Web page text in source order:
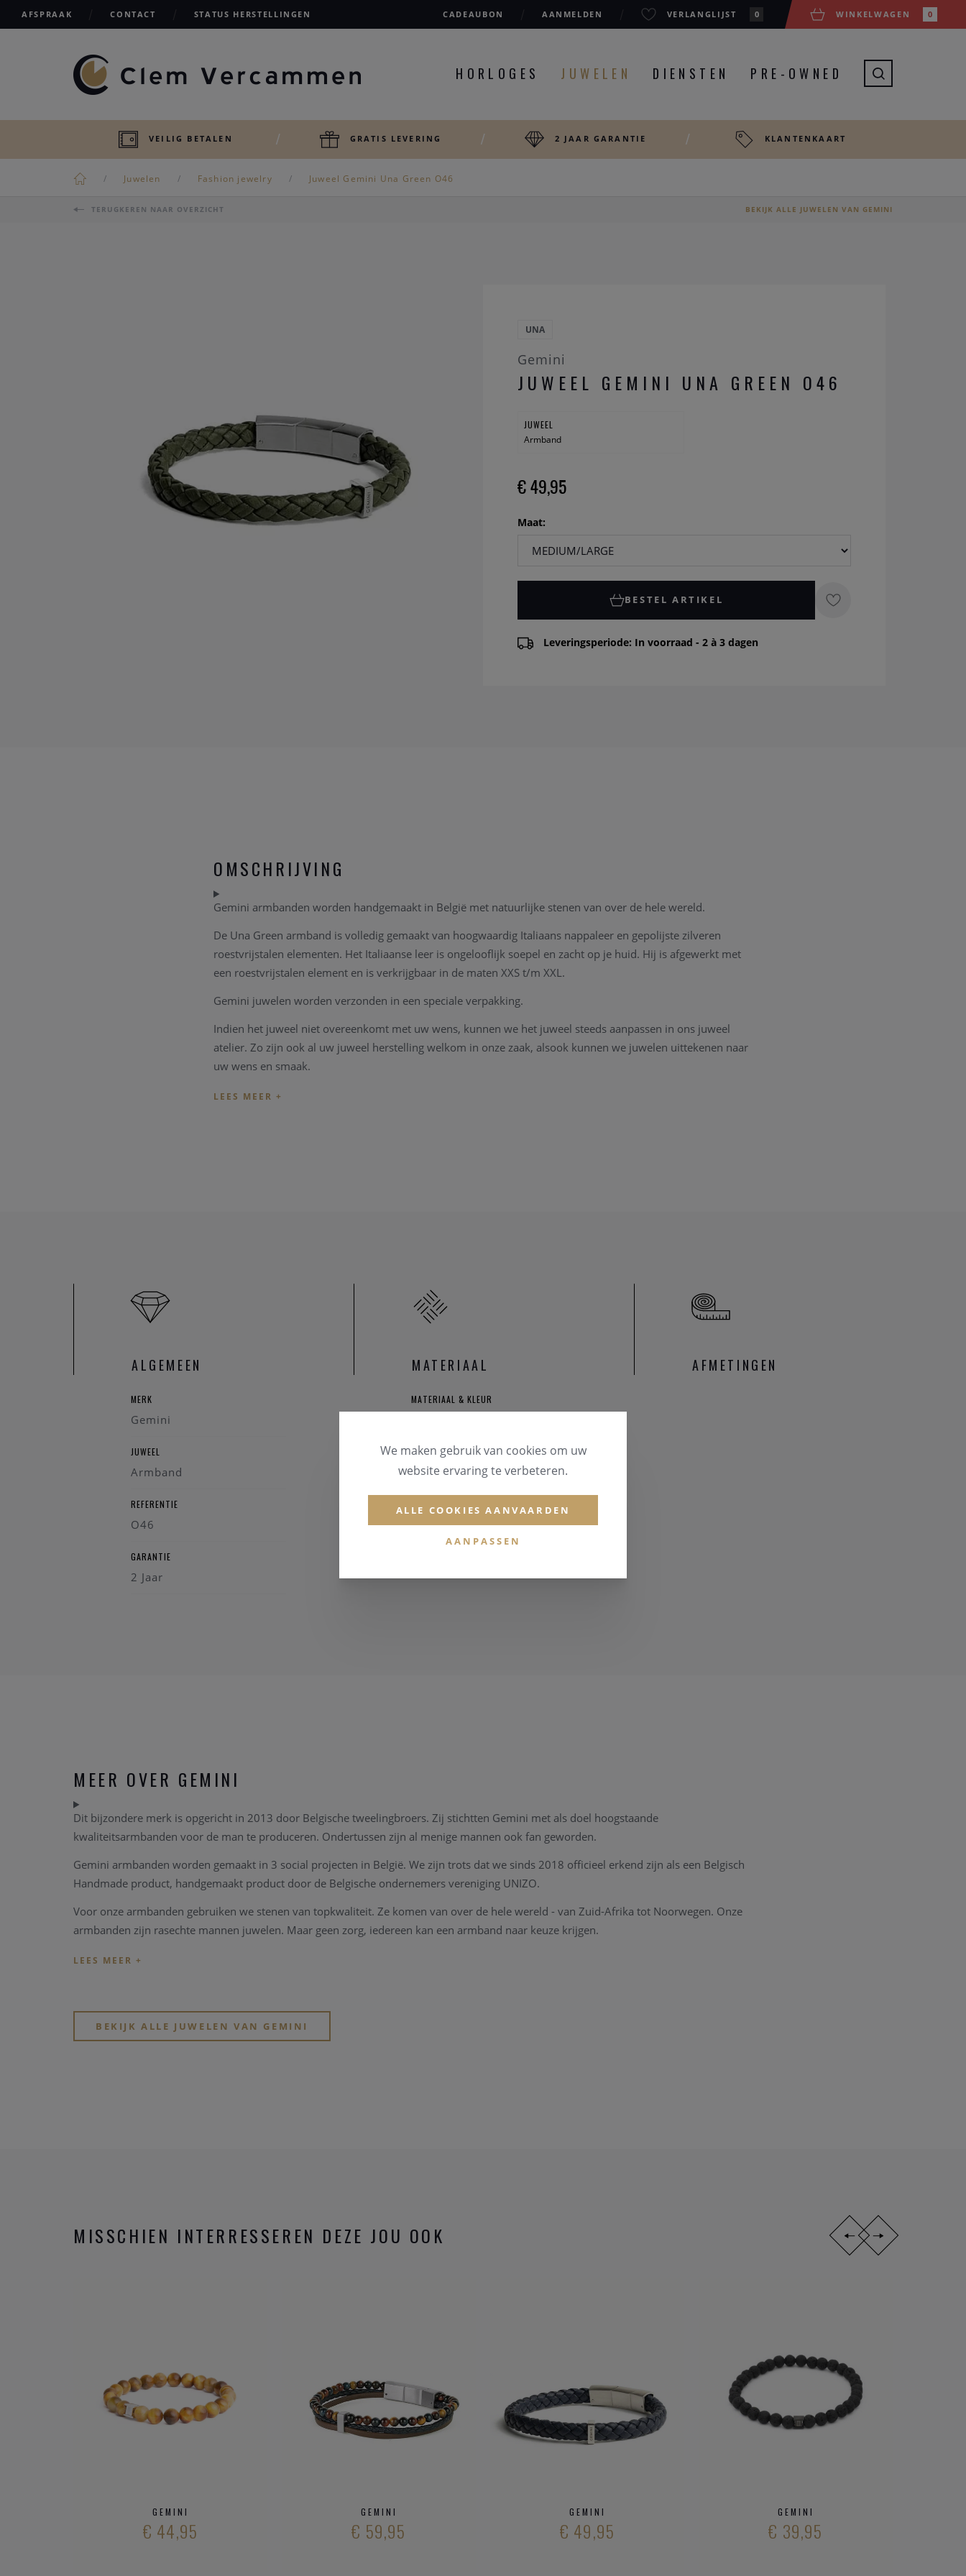
AFSPRAAK CONTACT STATUS HERSTELLINGEN CADEAUBON AANMELDEN VERLANGLIJST 0 WINKELWAGEN 0
HORLOGES JUWELEN DIENSTEN PRE-OWNED
VEILIG BETALEN GRATIS LEVERING 2 JAAR GARANTIE KLANTENKAART
Juwelen Fashion jewelry Juweel Gemini Una Green O46
TERUGKEREN NAAR OVERZICHT BEKIJK ALLE JUWELEN VAN GEMINI
UNA
Gemini
JUWEEL GEMINI UNA GREEN O46
JUWEEL
Armband
€ 49,95
Maat:
BESTEL ARTIKEL
Leveringsperiode: In voorraad - 2 à 3 dagen
OMSCHRIJVING
Gemini armbanden worden handgemaakt in België met natuurlijke stenen van over de hele wereld.
De Una Green armband is volledig gemaakt van hoogwaardig Italiaans nappaleer en gepolijste zilveren
roestvrijstalen elementen. Het Italiaanse leer is ongelooflijk soepel en zacht op je huid. Hij is afgewerkt met
een roestvrijstalen element en is verkrijgbaar in de maten XXS t/m XXL.
Gemini juwelen worden verzonden in een speciale verpakking.
Indien het juweel niet overeenkomt met uw wens, kunnen we het juweel steeds aanpassen in ons juweel
atelier. Zo zijn ook al uw juweel herstelling welkom in onze zaak, alsook kunnen we juwelen uittekenen naar
uw wens en smaak.
ALGEMEEN
MERK
Gemini
JUWEEL
Armband
REFERENTIE
O46
GARANTIE
2 Jaar
MATERIAAL
MATERIAAL & KLEUR
AFMETINGEN
MEER OVER GEMINI
Dit bijzondere merk is opgericht in 2013 door Belgische tweelingbroers. Zij stichtten Gemini met als doel hoogstaande
kwaliteitsarmbanden voor de man te produceren. Ondertussen zijn al menige mannen ook fan geworden.
Gemini armbanden worden gemaakt in 3 social projecten in België. We zijn trots dat we sinds 2018 officieel erkend zijn als een Belgisch
Handmade product, handgemaakt product door de Belgische ondernemers vereniging UNIZO.
Voor onze armbanden gebruiken we stenen van topkwaliteit. Ze komen van over de hele wereld - van Zuid-Afrika tot Noorwegen. Onze
armbanden zijn rasechte mannen juwelen. Maar geen zorg, iedereen kan een armband naar keuze krijgen.
BEKIJK ALLE JUWELEN VAN GEMINI
MISSCHIEN INTERRESSEREN DEZE JOU OOK
GEMINI
€ 44,95
GEMINI
€ 59,95
GEMINI
€ 49,95
GEMINI
€ 39,95
We maken gebruik van cookies om uw
website ervaring te verbeteren.
ALLE COOKIES AANVAARDEN
AANPASSEN